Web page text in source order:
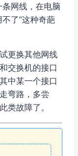
网线，在电脑
了”这种奇葩
更换其他网线
交换机的接口
中某一个接口
弯路，多尝
类故障了。